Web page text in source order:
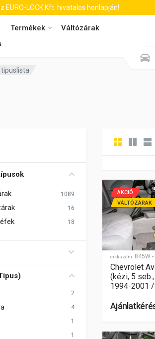
EURO-LOCK Kft. hivatalos honlapján!
Termékek
Váltózárak
tipuslista
1089
16
18
2
4
1
1
cikkszám: 845W
AKCIÓ
VÁLTÓZÁRAK
Chevrolet
(kézi, 5
1994-2001